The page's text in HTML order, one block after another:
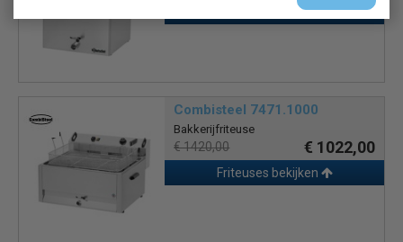
Friteuses bekijken
Combisteel 7471.1000
Bakkerijfriteuse
€ 1420,00 € 1022,00
Friteuses bekijken